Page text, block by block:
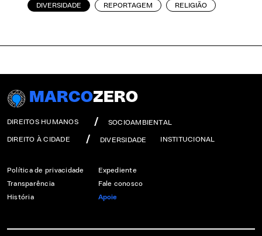
DIVERSIDADE REPORTAGEM RELIGIÃO
MARCOZERO
DIREITOS HUMANOS SOCIOAMBIENTAL
DIREITO À CIDADE DIVERSIDADE INSTITUCIONAL
Política de privacidade
Transparência
História
Expediente
Fale conosco
Apoie